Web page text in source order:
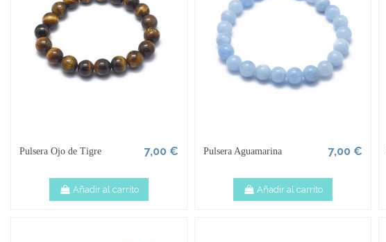
Pulsera Ojo de Tigre 7,00 €
Añadir al carrito
Pulsera Aguamarina 7,00 €
Añadir al carrito